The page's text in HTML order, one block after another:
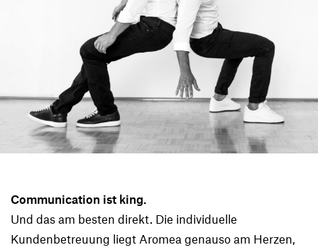
Communication ist king.
Und das am besten direkt. Die individuelle
Kundenbetreuung liegt Aromea genauso am Herzen,